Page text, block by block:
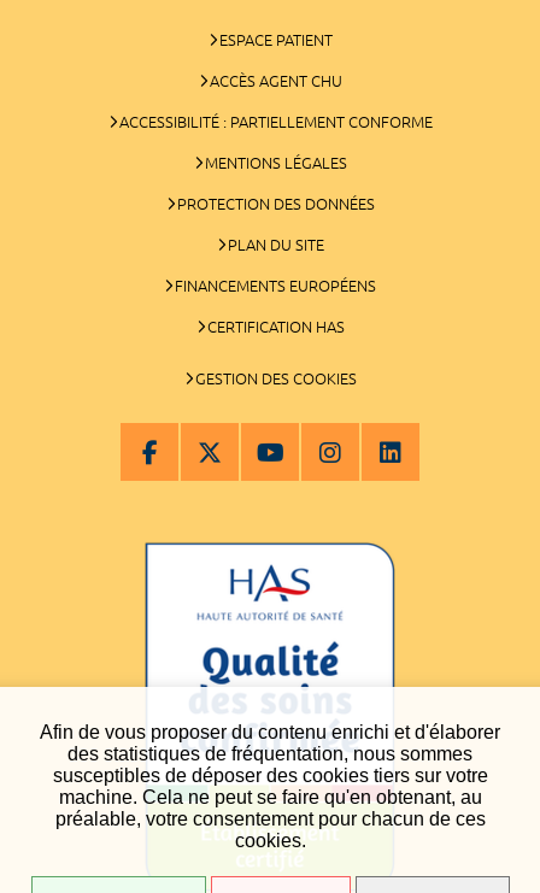
Afin de vous proposer du contenu enrichi et d'élaborer
des statistiques de fréquentation, nous sommes
susceptibles de déposer des cookies tiers sur votre
machine. Cela ne peut se faire qu'en obtenant, au
préalable, votre consentement pour chacun de ces
cookies.
ESPACE PATIENT
ACCÈS AGENT CHU
ACCESSIBILITÉ : PARTIELLEMENT CONFORME
MENTIONS LÉGALES
PROTECTION DES DONNÉES
PLAN DU SITE
FINANCEMENTS EUROPÉENS
CERTIFICATION HAS
GESTION DES COOKIES